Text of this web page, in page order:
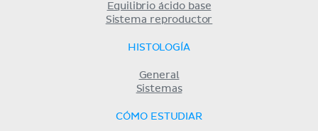
Equilibrio ácido base
Sistema reproductor
HISTOLOGÍA
General
Sistemas
CÓMO ESTUDIAR